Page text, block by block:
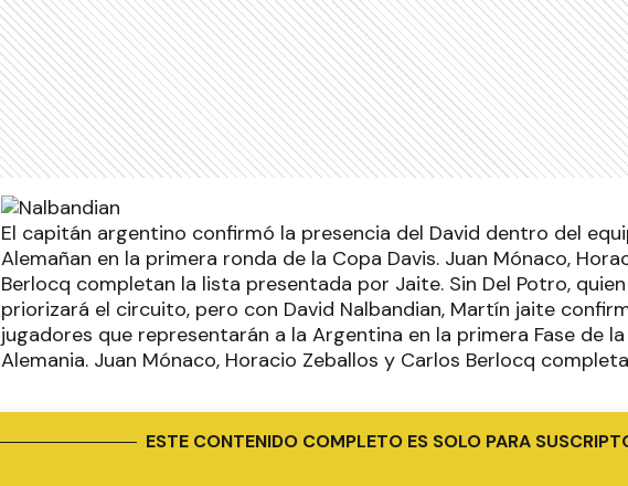
El capitán argentino confirmó la presencia del David dentro del
Alemañan en la primera ronda de la Copa Davis. Juan Mónaco,
Berlocq completan la lista presentada por Jaite. Sin Del Potro,
priorizará el circuito, pero con David Nalbandian, Martín jaite
jugadores que representarán a la Argentina en la primera Fase de
Alemania. Juan Mónaco, Horacio Zeballos y Carlos Berlocq
ESTE CONTENIDO COMPLETO ES SOLO PARA